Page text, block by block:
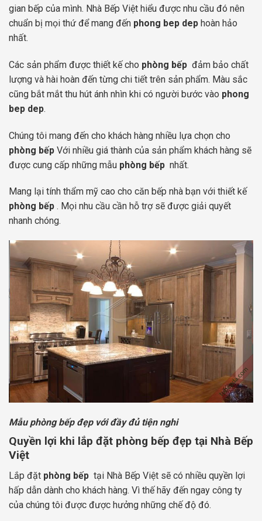
gian bếp của mình. Nhà Bếp Việt hiểu được nhu cầu đó nên
chuẩn bị mọi thứ để mang đến phong bep dep hoàn hảo
nhất.
Các sản phẩm được thiết kế cho phòng bếp đảm bảo chất
lượng và hài hoàn đến từng chi tiết trên sản phẩm. Màu sắc
cũng bắt mắt thu hút ánh nhìn khi có người bước vào phong
bep dep.
Chúng tôi mang đến cho khách hàng nhiều lựa chọn cho
phòng bếp Với nhiều giá thành của sản phẩm khách hàng sẽ
được cung cấp những mẫu phòng bếp nhất.
Mang lại tính thẩm mỹ cao cho căn bếp nhà bạn với thiết kế
phòng bếp . Mọi nhu cầu cần hỗ trợ sẽ được giải quyết
nhanh chóng.
Mẫu phòng bếp đẹp với đầy đủ tiện nghi
Quyền lợi khi lắp đặt phòng bếp đẹp tại Nhà Bếp
Việt
Lắp đặt phòng bếp tại Nhà Bếp Việt sẽ có nhiều quyền lợi
hấp dẫn dành cho khách hàng. Vì thế hãy đến ngay công ty
của chúng tôi được được hưởng những chế độ đó.